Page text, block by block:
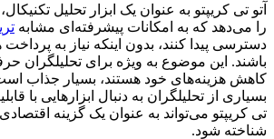
آتو تی کریپتو به عنوان یک ابزار تحلیل
را می‌دهد که به امکانات پیشرفته‌ای مشابه
دسترسی پیدا کنند، بدون اینکه نیاز به پرداخت
باشند. این موضوع به ویژه برای تحلیلگران
کاهش هزینه‌های خود هستند، بسیار جذاب است.
بسیاری از تحلیلگران به دنبال ابزارهایی با
تی کریپتو می‌تواند به عنوان یک گزینه اقتصادی
شناخته شود.